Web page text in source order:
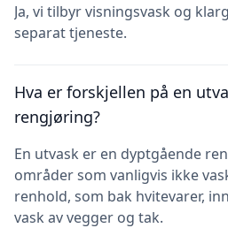
Ja, vi tilbyr visningsvask og
separat tjeneste.
Hva er forskjellen på en
rengjøring?
En utvask er en dyptgående
områder som vanligvis ikke
renhold, som bak hvitevarer,
vask av vegger og tak.